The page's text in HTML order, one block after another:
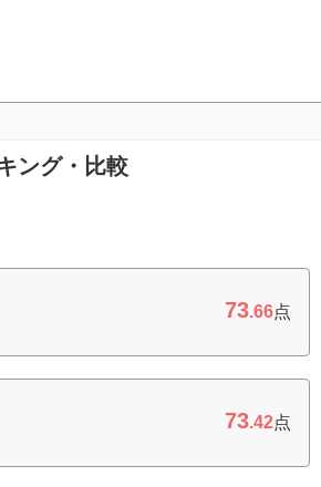
ング・比較
73.66点
73.42点